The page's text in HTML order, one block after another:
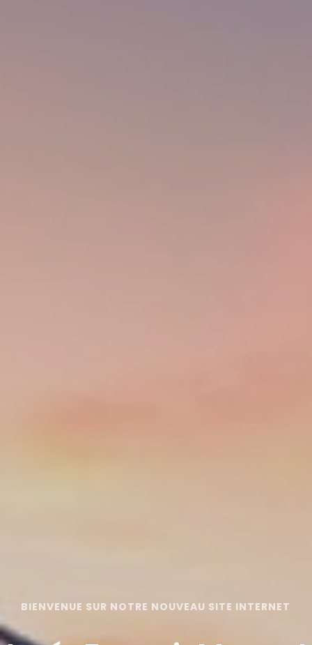
BIENVENUE SUR NOTRE NOUVEAU SITE INTERNET